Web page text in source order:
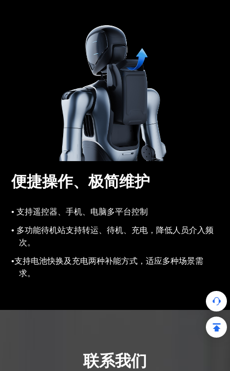
便捷操作、极简维护
支持遥控器、手机、电脑多平台控制
多功能待机站支持转运、待机、充电，降低人员介入频
次。
支持电池快换及充电两种补能方式，适应多种场景需
求。
联系我们